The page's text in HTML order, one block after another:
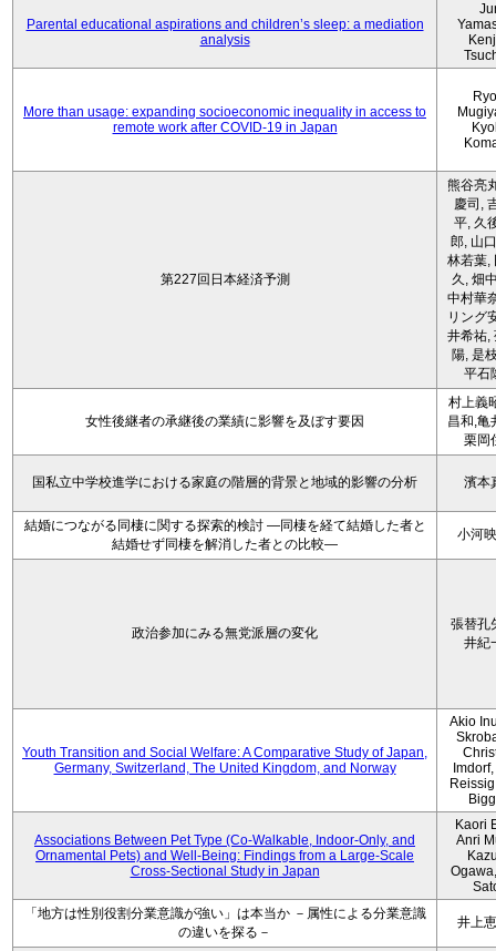
Parental educational aspirations and children’s sleep: a mediation
analysis
More than usage: expanding socioeconomic inequality in access to
remote work after COVID-19 in Japan
第227回日本経済予測
熊谷亮
慶司,
平, 久
郎, 山
林若葉,
久, 畑
中村華
リング
井希祐,
陽, 是
平石
女性後継者の承継後の業績に影響を及ぼす要因
村上義
昌和,亀
栗岡
国私立中学校進学における家庭の階層的背景と地域的影響の分析 濱本
結婚につながる同棲に関する探索的検討 ―同棲を経て結婚した者と
結婚せず同棲を解消した者との比較―
小河
政治参加にみる無党派層の変化
張替孔
井紀
Youth Transition and Social Welfare: A Comparative Study of Japan,
Germany, Switzerland, The United Kingdom, and Norway
Akio
Associations Between Pet Type (Co-Walkable, Indoor-Only, and
Ornamental Pets) and Well-Being: Findings from a Large-Scale
Cross-Sectional Study in Japan
Kaori
Anri
「地方は性別役割分業意識が強い」は本当か －属性による分業意識
の違いを探る－
井上